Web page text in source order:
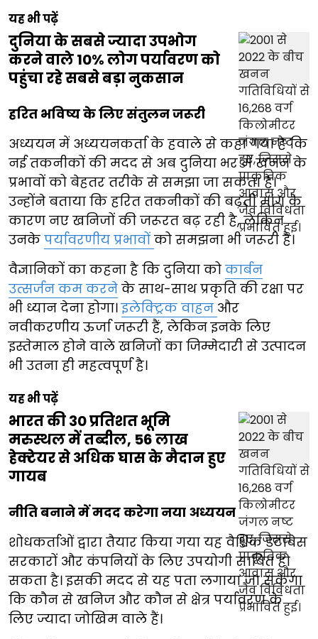
यह भी पढ़ें
दुनिया के सबसे ज्यादा उपभोग
करने वाले 10% लोग पर्यावरण को
पहुंचा रहे सबसे बड़ा नुकसान
हरित भविष्य के लिए संतुलन जरूरी
अध्ययन में अध्ययनकर्ता के हवाले से कहा गया है कि
नई तकनीकों की मदद से अब दुनिया भर में खनन के
प्रभावों को बेहतर तरीके से समझा जा सकता है।
उन्होंने बताया कि हरित तकनीकों की बढ़ती मांग के
कारण नए खनिजों की जरूरत बढ़ रही है, लेकिन
उनके पर्यावरणीय प्रभावों को समझना भी जरूरी है।
वैज्ञानिकों का कहना है कि दुनिया को कार्बन
उत्सर्जन कम करने के साथ-साथ प्रकृति की रक्षा पर
भी ध्यान देना होगा।इलेक्ट्रिक वाहन और
नवीकरणीय ऊर्जा जरूरी हैं, लेकिन इनके लिए
इस्तेमाल होने वाले खनिजों का जिम्मेदारी से उत्पादन
भी उतना ही महत्वपूर्ण है।
यह भी पढ़ें
भारत की 30 प्रतिशत भूमि
मरुस्थल में तब्दील, 56 लाख
हेक्टेयर से अधिक घास के मैदान हुए
गायब
नीति बनाने में मदद करेगा नया अध्ययन
शोधकर्ताओं द्वारा तैयार किया गया यह वैश्विक डेटाबेस
सरकारों और कंपनियों के लिए उपयोगी साबित हो
सकता है। इसकी मदद से यह पता लगाया जा सकेगा
कि कौन से खनिज और कौन से क्षेत्र पर्यावरण के
लिए ज्यादा जोखिम वाले हैं।